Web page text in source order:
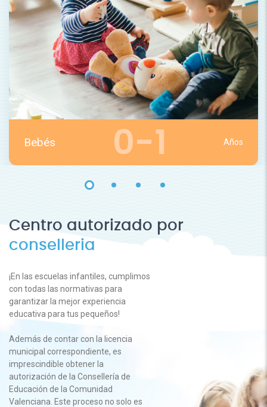
Bebés 0-1 Años
Centro autorizado por
conselleria
¡En las escuelas infantiles, cumplimos
con todas las normativas para
garantizar la mejor experiencia
educativa para tus pequeños!
Además de contar con la licencia
municipal correspondiente, es
imprescindible obtener la
autorización de la Consellería de
Educación de la Comunidad
Valenciana. Este proceso no solo es